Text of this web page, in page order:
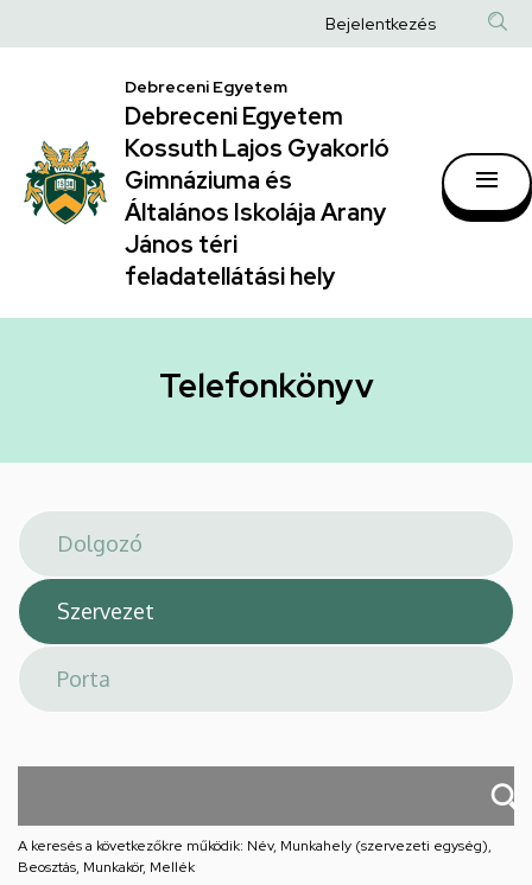
|
Debreceni
Egyetem
Kossuth
Lajos
Gyakorló
Általános
Arany
János
téri
feladatellátási
hely
a
Anonim
fiók
menüje
Bejelentkezés
Debreceni Egyetem
Debreceni Egyetem
Kossuth Lajos Gyakorló
Gimnáziuma és
Általános Iskolája Arany
János téri
feladatellátási hely
Telefonkönyv
A keresés a következőkre működik: Név, Munkahely (szervezeti egység),
Beosztás, Munkakör, Mellék